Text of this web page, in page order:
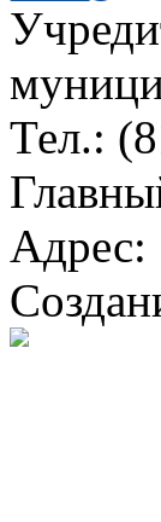
Тел.:
Адрес: